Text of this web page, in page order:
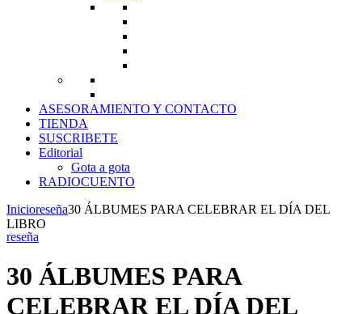
ASESORAMIENTO Y CONTACTO
TIENDA
SUSCRIBETE
Editorial
Gota a gota
RADIOCUENTO
Inicioreseña30 ÁLBUMES PARA CELEBRAR EL DÍA DEL
LIBRO
reseña
30 ÁLBUMES PARA
CELEBRAR EL DÍA DEL